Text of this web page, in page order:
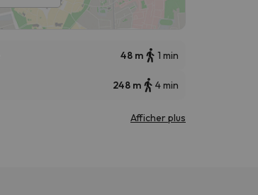
48 m 1 min
248 m 4 min
Afficher plus